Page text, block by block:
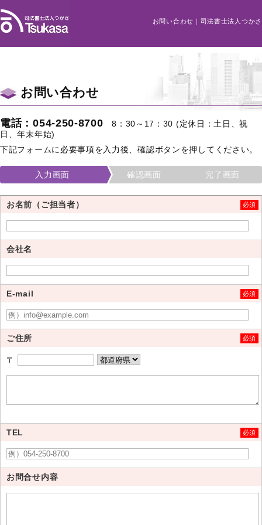
お問い合わせ｜司法書士法人つかさ
お問い合わせ
電話：054-250-8700 8：30～17：30 (定休日：土日、祝
日、年末年始)
下記フォームに必要事項を入力後、確認ボタンを押してください。
入力画面 確認画面 完了画面
お名前（ご担当者） 必須
会社名
E-mail 必須
ご住所 必須
〒
TEL 必須
お問合せ内容